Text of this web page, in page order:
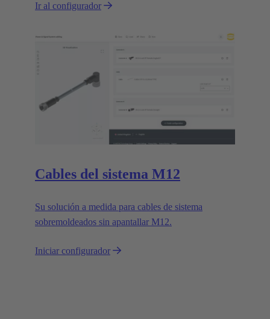
Ir al configurador
Cables del sistema M12
Su solución a medida para cables de sistema
sobremoldeados sin apantallar M12.
Iniciar configurador